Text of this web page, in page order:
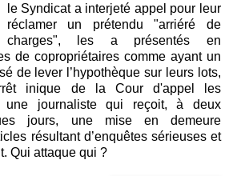
le Syndicat a interjeté appel pour leur
réclamer un prétendu "arriéré de
charges", les a présentés en
de copropriétaires comme ayant un
de lever l’hypothèque sur leurs lots,
inique de la Cour d'appel les
une journaliste qui reçoit, à deux
jours, une mise en demeure
résultant d’enquêtes sérieuses et
Qui attaque qui ?